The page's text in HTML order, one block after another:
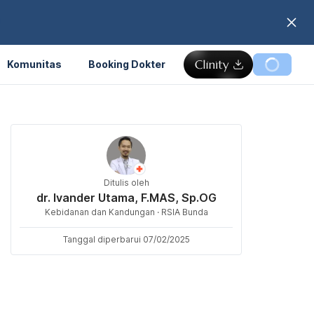
Komunitas Booking Dokter
Ditulis oleh
dr. Ivander Utama, F.MAS, Sp.OG
Kebidanan dan Kandungan · RSIA Bunda
Tanggal diperbarui 07/02/2025